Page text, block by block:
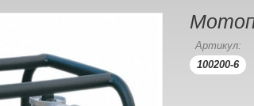
Артикул:
100200-6